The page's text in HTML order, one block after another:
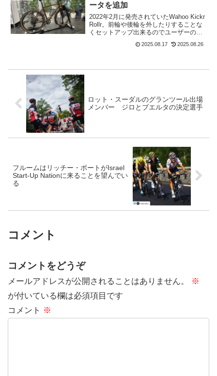
ータを追加
2022年2月に発売されていたWahoo Kickr
Rollr。前輪や後輪を外したりすることな
くセットアップ出来るのでユーザーの評
判は上々だったが、パワー計測機能は付
いていなかった。詳しい説明は以下の記
2025.08.17 2025.08.26
ロット・スーダルのグランツール出場
メンバー ジロとブエルタの決定選手
フルームはリッチー・ポートがIsrael
Start-Up Nationに来ることを望んでい
る
コメント
コメントをどうぞ
メールアドレスが公開されることはありません。
※
が付いている欄は必須項目です
コメント ※